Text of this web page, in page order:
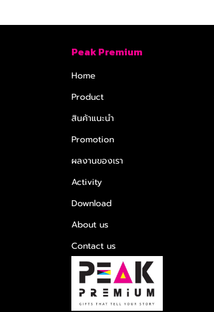
Peak Premium
Home
Product
สินค้าแนะนำ
Promotion
ผลงานของเรา
Activity
Download
About us
Contact us